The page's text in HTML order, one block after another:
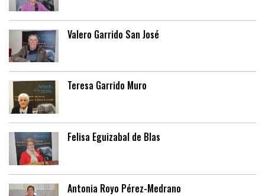
Valero Garrido San José
Teresa Garrido Muro
Felisa Eguizabal de Blas
Antonia Royo Pérez-Medrano